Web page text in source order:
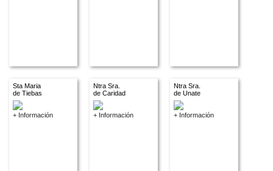
Sta Maria
de Tiebas
+ Información
Ntra Sra.
de Caridad
+ Información
Ntra Sra.
de Unate
+ Información